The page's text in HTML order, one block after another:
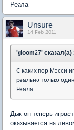
Реала
Unsure
14 Feb 2011
'gloom27' сказал(а)
С каких пор Месси
реально только
Реала
Дык он теперь
оказывается на